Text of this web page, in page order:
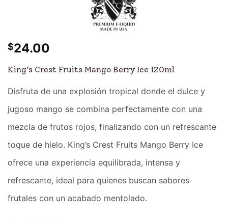
$24.00
King’s Crest Fruits Mango Berry Ice 120ml
Disfruta de una explosión tropical donde el dulce y
jugoso mango se combina perfectamente con una
mezcla de frutos rojos, finalizando con un refrescante
toque de hielo. King’s Crest Fruits Mango Berry Ice
ofrece una experiencia equilibrada, intensa y
refrescante, ideal para quienes buscan sabores
frutales con un acabado mentolado.